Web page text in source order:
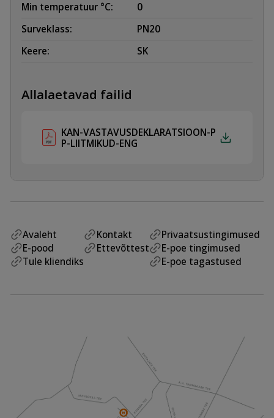
Min temperatuur °C:
0
Surveklass:
PN20
Keere:
SK
Allalaetavad failid
KAN-VASTAVUSDEKLARATSIOON-P
P-LIITMIKUD-ENG
Avaleht
E-pood
Tule kliendiks
Kontakt
Ettevõttest
Privaatsustingimused
E-poe tingimused
E-poe tagastused